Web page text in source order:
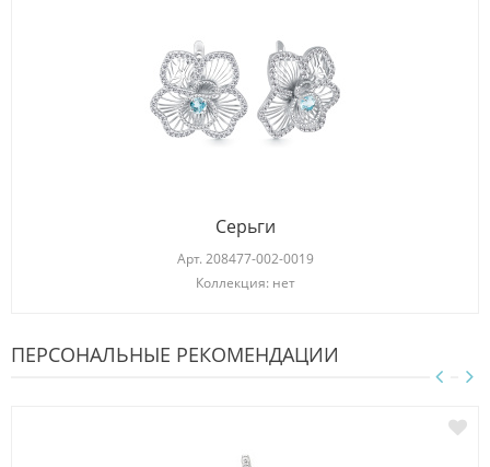
Серьги
Арт. 208477-002-0019
Коллекция: нет
ПЕРСОНАЛЬНЫЕ РЕКОМЕНДАЦИИ